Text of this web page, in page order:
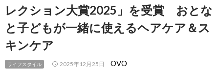
レクション大賞2025」を受賞 おとな
と子どもが一緒に使えるヘアケア＆ス
キンケア
ライフスタイル 2025年12月25日 OVO